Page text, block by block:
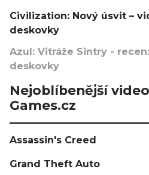
Civilization: Nový úsvit –
deskovky
Azul: Vitráže Sintry -
deskovky
Nejoblíbenější
Games.cz
Assassin's Creed
Grand Theft Auto